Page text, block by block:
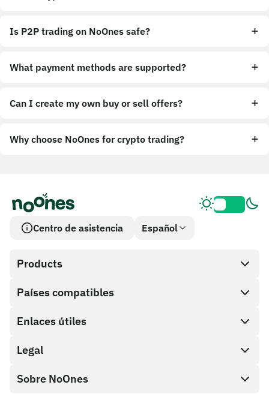
Is P2P trading on NoOnes safe?
What payment methods are supported?
Can I create my own buy or sell offers?
Why choose NoOnes for crypto trading?
Centro de asistencia Español
Products
SnapX
Cash out
Tienda de tarjetas de regalo
Monedero NoOnes
Países compatibles
Enlaces útiles
Programa de socios
Documentación API
Legal
Política de recompensas por errores
Sobre NoOnes